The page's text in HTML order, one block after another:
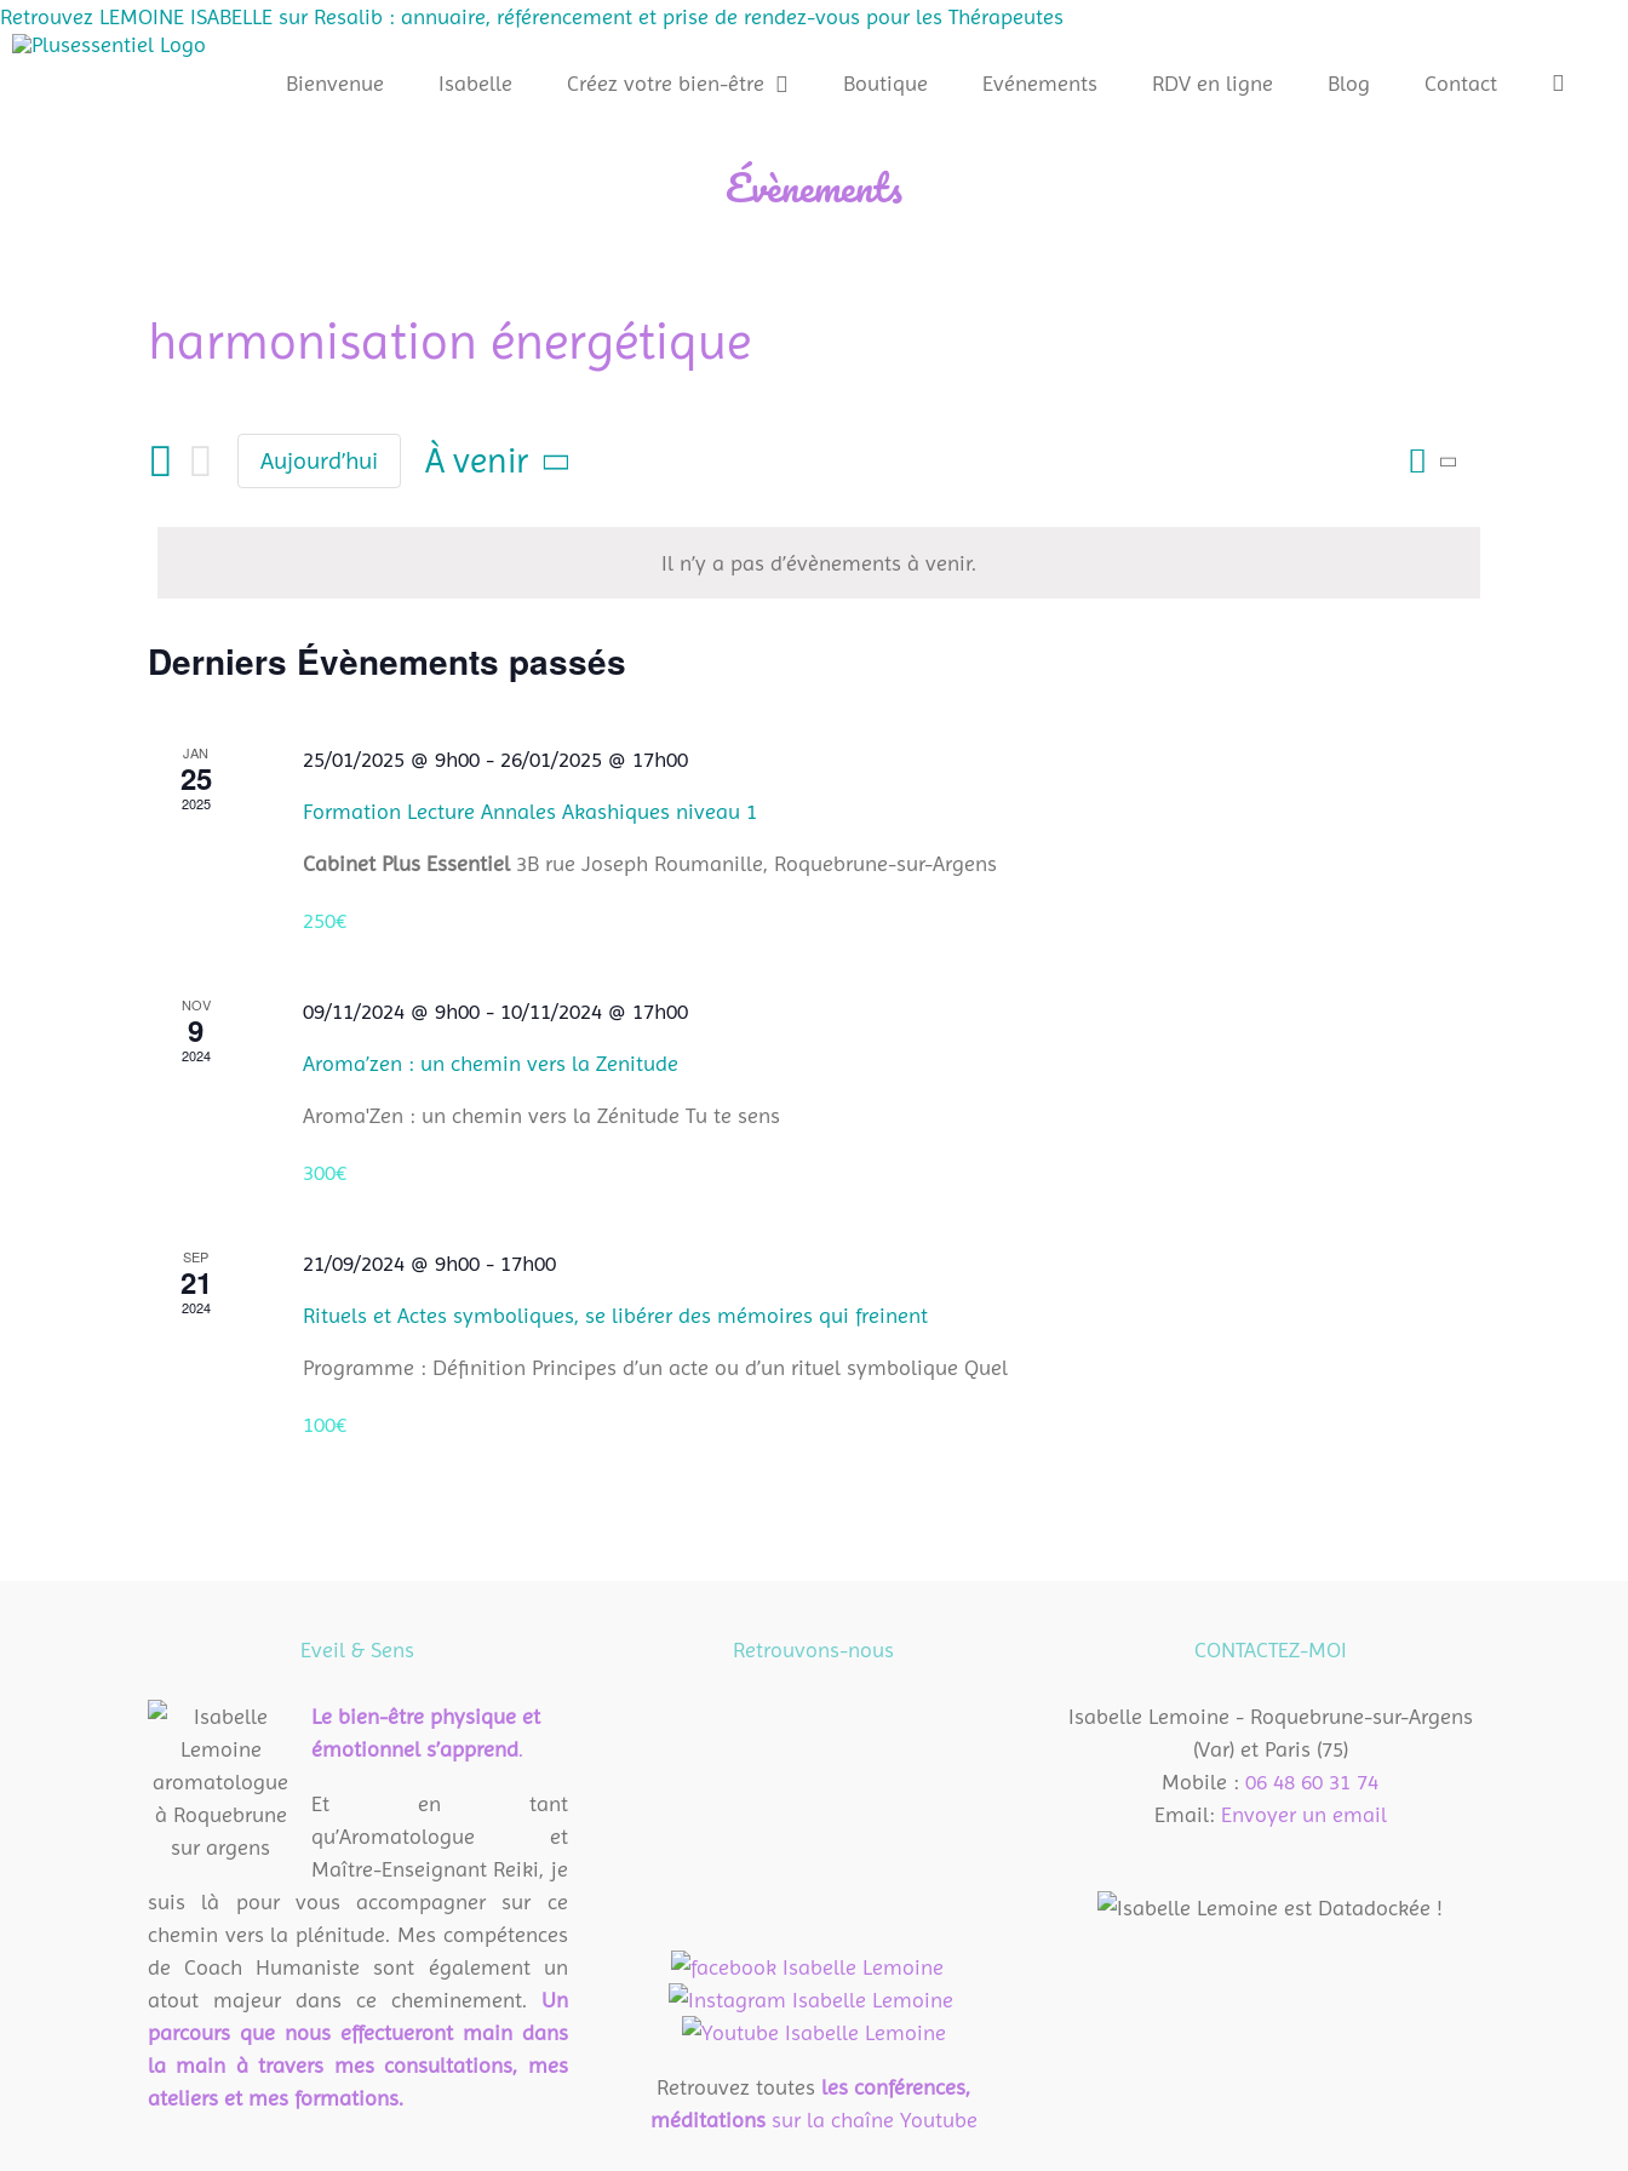
Retrouvez LEMOINE ISABELLE sur Resalib : annuaire, référencement et prise de rendez-vous pour les Thérapeutes
Passer
Bienvenue Isabelle Créez votre bien-être Boutique Evénements RDV en ligne Blog Contact
Évènements
harmonisation énergétique
Il n’y a pas d’évènements à venir.
Navigation
Navigation
Liste
Aujourd’hui
À venir
Derniers Évènements passés
JAN
25
2025
25/01/2025 @ 9h00- 26/01/2025 @ 17h00
Formation Lecture Annales Akashiques niveau 1
Cabinet Plus Essentiel 3B rue Joseph Roumanille, Roquebrune-sur-Argens
250€
NOV
9
2024
09/11/2024 @ 9h00- 10/11/2024 @ 17h00
Aroma’zen : un chemin vers la Zenitude
Aroma'Zen : un chemin vers la Zénitude Tu te sens
300€
SEP
21
2024
21/09/2024 @ 9h00- 17h00
Rituels et Actes symboliques, se libérer des mémoires qui freinent
Programme : Définition Principes d’un acte ou d’un rituel symbolique Quel
100€
Eveil & Sens
Le bien-être physique et
émotionnel s’apprend.
Et en tant
qu’Aromatologue et
Maître-Enseignant Reiki, je
suis là pour vous accompagner sur ce
chemin vers la plénitude. Mes compétences
de Coach Humaniste sont également un
atout majeur dans ce cheminement. Un
parcours que nous effectueront main dans
la main à travers mes consultations, mes
ateliers et mes formations.
Retrouvons-nous
Retrouvez toutes les conférences,
méditationssur la chaîne Youtube
CONTACTEZ-MOI
Isabelle Lemoine - Roquebrune-sur-Argens
(Var) et Paris (75)
Mobile :06 48 60 31 74
Email: Envoyer un email